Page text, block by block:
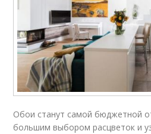
Обои станут самой бюджетной
большим выбором расцветок и